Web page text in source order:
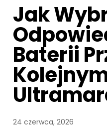
Jak
Baterii
24 czerwca, 2026